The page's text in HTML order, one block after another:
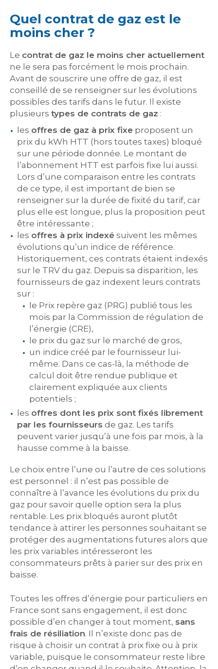
Quel contrat de gaz est le
moins cher ?
Le contrat de gaz le moins cher actuellement
ne le sera pas forcément le mois prochain.
Avant de souscrire une offre de gaz, il est
conseillé de se renseigner sur les évolutions
possibles des tarifs dans le futur. Il existe
plusieurs types de contrats de gaz :
les offres de gaz à prix fixe proposent un
prix du kWh HTT (hors toutes taxes) bloqué
sur une période donnée. Le montant de
l’abonnement HTT est parfois fixe lui aussi.
Lors d’une comparaison entre les contrats
de ce type, il est important de bien se
renseigner sur la durée de fixité du tarif, car
plus elle est longue, plus la proposition peut
être intéressante ;
les offres à prix indexé suivent les mêmes
évolutions qu’un indice de référence.
Historiquement, ces contrats étaient indexés
sur le TRV du gaz. Depuis sa disparition, les
fournisseurs de gaz indexent leurs contrats
sur :
le Prix repère gaz (PRG) publié tous les
mois par la Commission de régulation de
l’énergie (CRE),
le prix du gaz sur le marché de gros,
un indice créé par le fournisseur lui-
même. Dans ce cas-là, la méthode de
calcul doit être rendue publique et
clairement expliquée aux clients
potentiels ;
les offres dont les prix sont fixés librement
par les fournisseurs de gaz. Les tarifs
peuvent varier jusqu’à une fois par mois, à la
hausse comme à la baisse.
Le choix entre l’une ou l’autre de ces solutions
est personnel : il n’est pas possible de
connaître à l’avance les évolutions du prix du
gaz pour savoir quelle option sera la plus
rentable. Les prix bloqués auront plutôt
tendance à attirer les personnes souhaitant se
protéger des augmentations futures alors que
les prix variables intéresseront les
consommateurs prêts à parier sur des prix en
baisse.
Toutes les offres d’énergie pour particuliers en
France sont sans engagement, il est donc
possible d’en changer à tout moment, sans
frais de résiliation. Il n’existe donc pas de
risque à choisir un contrat à prix fixe ou à prix
variable, puisque le consommateur reste libre